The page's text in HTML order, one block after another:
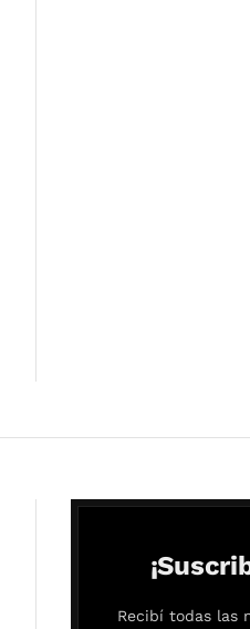
Recibí todas las